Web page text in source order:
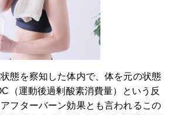
態を察知した体内で、体を元の状態
（運動後過剰酸素消費量）という反
フターバーン効果とも言われるこの